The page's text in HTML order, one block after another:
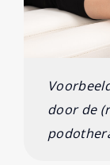
door de